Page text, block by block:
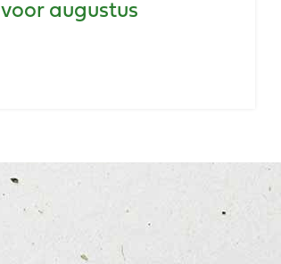
voor augustus